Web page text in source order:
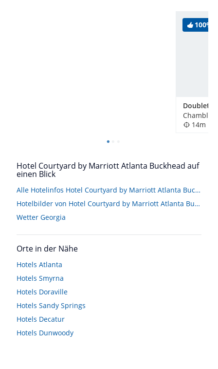
100%
14m
Hotel Courtyard by Marriott Atlanta Buckhead auf
einen Blick
Alle Hotelinfos Hotel Courtyard by Marriott Atlanta Buckhead
Hotelbilder von Hotel Courtyard by Marriott Atlanta Buckhead
Wetter Georgia
Orte in der Nähe
Hotels Atlanta
Hotels Smyrna
Hotels Doraville
Hotels Sandy Springs
Hotels Decatur
Hotels Dunwoody